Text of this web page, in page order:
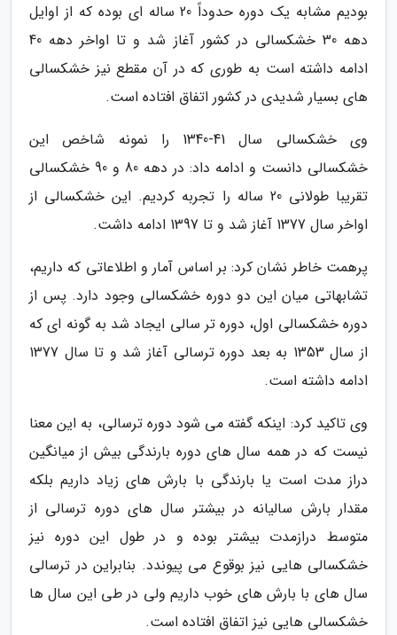
بودیم مشابه یک دوره حدوداً 20 ساله ای بوده که از اوایل
دهه 30 خشکسالی در کشور آغاز شد و تا اواخر دهه 40
ادامه داشته است به طوری که در آن مقطع نیز خشکسالی
های بسیار شدیدی در کشور اتفاق افتاده است.
وی خشکسالی سال 41-1340 را نمونه شاخص این
خشکسالی دانست و ادامه داد: در دهه 80 و 90 خشکسالی
تقریبا طولانی 20 ساله را تجربه کردیم. این خشکسالی از
اواخر سال 1377 آغاز شد و تا 1397 ادامه داشت.
پرهمت خاطر نشان کرد: بر اساس آمار و اطلاعاتی که داریم،
تشابهاتی میان این دو دوره خشکسالی وجود دارد. پس از
دوره خشکسالی اول، دوره تر سالی ایجاد شد به گونه ای که
از سال 1353 به بعد دوره ترسالی آغاز شد و تا سال 1377
ادامه داشته است.
وی تاکید کرد: اینکه گفته می شود دوره ترسالی، به این معنا
نیست که در همه سال های دوره بارندگی بیش از میانگین
دراز مدت است یا بارندگی با بارش های زیاد داریم بلکه
مقدار بارش سالیانه در بیشتر سال های دوره ترسالی از
متوسط درازمدت بیشتر بوده و در طول این دوره نیز
خشکسالی هایی نیز بوقوع می پیوندد. بنابراین در ترسالی
سال های با بارش های خوب داریم ولی در طی این سال ها
خشکسالی هایی نیز اتفاق افتاده است.